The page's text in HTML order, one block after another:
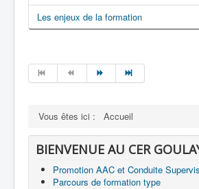
Les enjeux de la formation
Vous êtes ici : Accueil
BIENVENUE AU CER
Promotion AAC et Conduite
Parcours de formation type